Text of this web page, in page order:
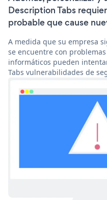
Description Tabs
probable que cause
A medida que su empresa
se encuentre con
informáticos pueden
Tabs vulnerabilidades de